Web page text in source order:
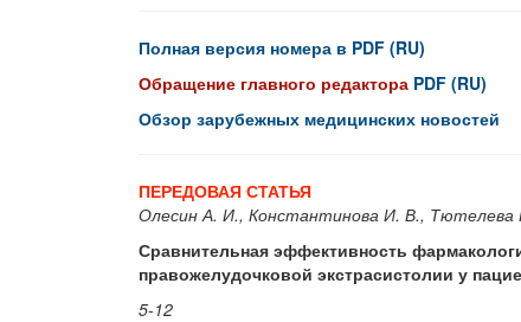
Полная версия номера в PDF (RU)
Обращение главного редактора PDF (RU)
Обзор зарубежных медицинских новостей
ПЕРЕДОВАЯ СТАТЬЯ
Олесин А. И., Константинова И. В.,
Сравнительная эффективность
правожелудочковой экстрасистолии у
5-12